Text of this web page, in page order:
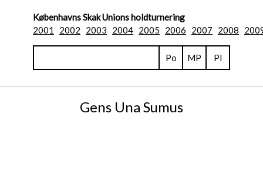
Københavns Skak Unions holdturnering
2001
2002 2003 2004 2005 2006 2007 2008
Po MP Pl
Gens Una Sumus